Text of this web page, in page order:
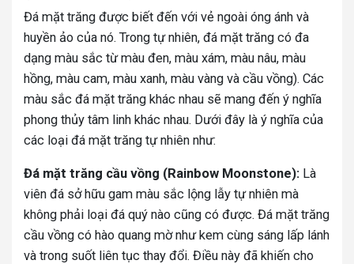
Đá mặt trăng được biết đến với vẻ ngoài óng ánh và
huyền ảo của nó. Trong tự nhiên, đá mặt trăng có đa
dạng màu sắc từ màu đen, màu xám, màu nâu, màu
hồng, màu cam, màu xanh, màu vàng và cầu vồng). Các
màu sắc đá mặt trăng khác nhau sẽ mang đến ý nghĩa
phong thủy tâm linh khác nhau. Dưới đây là ý nghĩa của
các loại đá mặt trăng tự nhiên như:
Đá mặt trăng cầu vồng (Rainbow Moonstone): Là
viên đá sở hữu gam màu sắc lộng lẫy tự nhiên mà
không phải loại đá quý nào cũng có được. Đá mặt trăng
cầu vồng có hào quang mờ như kem cùng sáng lấp lánh
và trong suốt liên tục thay đổi. Điều này đã khiến cho